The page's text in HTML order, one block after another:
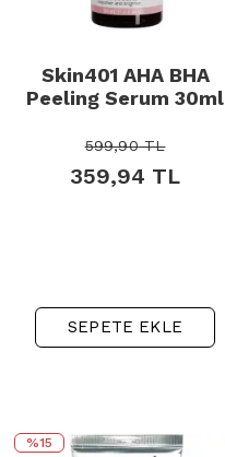
Skin401 AHA BHA
Peeling Serum 30ml
599,90TL
359,94 TL
SEPETE EKLE
%15